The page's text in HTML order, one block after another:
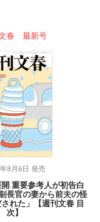
...
春 最新号
8月6日 発売
重要参考人が初告白
長官の妻から前夫の怪
れた」【週刊文春 目
次】